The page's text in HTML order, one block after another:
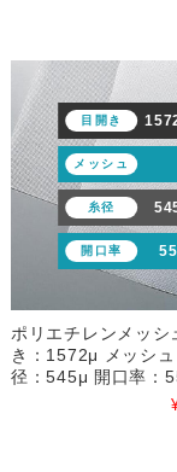
目開き
メッシュ
糸径
開口率
ポリエチレンメッシ
き：1572μ メッシ
径：545μ 開口率：